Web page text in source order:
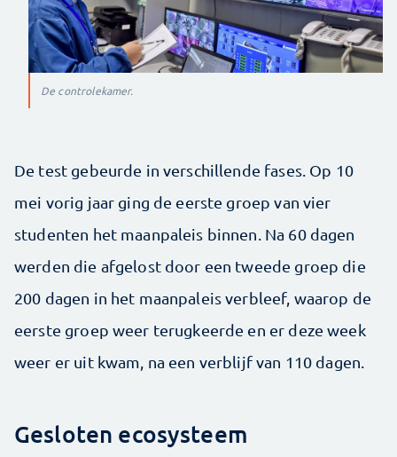
De controlekamer.
De test gebeurde in verschillende fases. Op 10
mei vorig jaar ging de eerste groep van vier
studenten het maanpaleis binnen. Na 60 dagen
werden die afgelost door een tweede groep die
200 dagen in het maanpaleis verbleef, waarop de
eerste groep weer terugkeerde en er deze week
weer er uit kwam, na een verblijf van 110 dagen.
Gesloten ecosysteem